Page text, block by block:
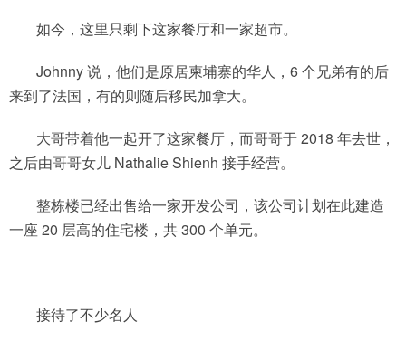
如今，这里只剩下这家餐厅和一家超市。
Johnny 说，他们是原居柬埔寨的华人，6 个兄弟有的后
来到了法国，有的则随后移民加拿大。
大哥带着他一起开了这家餐厅，而哥哥于 2018 年去世，
之后由哥哥女儿 Nathalie Shienh 接手经营。
整栋楼已经出售给一家开发公司，该公司计划在此建造
一座 20 层高的住宅楼，共 300 个单元。
接待了不少名人